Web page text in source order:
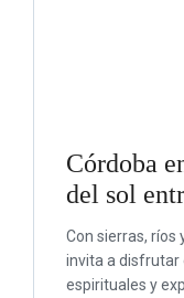
Córdoba
del sol
Con sierras, ríos
invita a disfrutar
espirituales y